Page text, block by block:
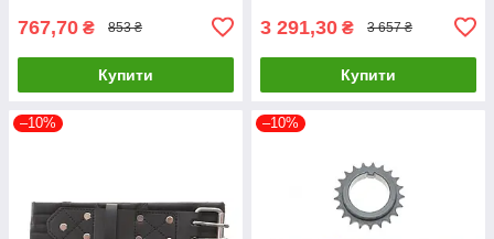
767,70 ₴ 853 ₴
Купити
3 291,30 ₴ 3 657 ₴
Купити
–10% –10%